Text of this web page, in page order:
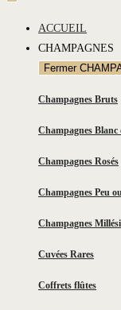
ACCUEIL
CHAMPAGNES
Fermer
Champagnes Bruts
Champagnes Blanc
Champagnes Rosés
Champagnes Peu
Champagnes
Cuvées Rares
Coffrets flûtes